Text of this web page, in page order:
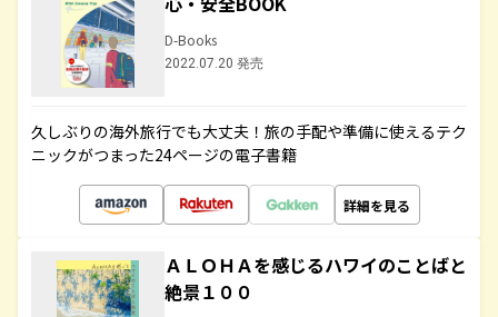
D-Books
2022.07.20 発売
久しぶりの海外旅行でも大丈夫！旅の手配や準備に使えるテク
ニックがつまった24ページの電子書籍
詳細を見る
ＡＬＯＨＡを感じるハワイのことばと
絶景１００